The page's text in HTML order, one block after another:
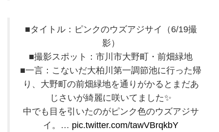
■タイトル：ピンクのウズアジサイ（6/19撮
影）
■撮影スポット：市川市大野町・前畑緑地
■一言：こないだ大柏川第一調節池に行った帰
り、大野町の前畑緑地を通りがかるとまだあ
じさいが綺麗に咲いてました✨️
中でも目を引いたのがピンク色のウズアジサ
イ。… pic.twitter.com/tawVBrqkbY